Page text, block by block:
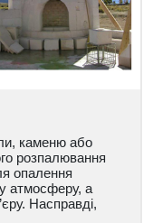
каменю або
розпалювання
опалення
атмосферу, а
Насправді,